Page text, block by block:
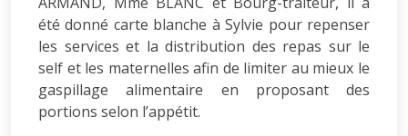
été donné carte blanche à Sylvie pour repenser
les services et la distribution des repas sur le
self et les maternelles afin de limiter au mieux le
gaspillage alimentaire en proposant des
portions selon l’appétit.